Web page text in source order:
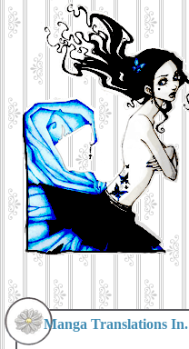
Manga Translations In.